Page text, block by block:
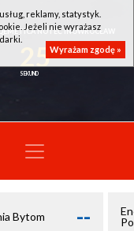
NOTEĆ INOWROCŁAW
25
Bytom --
reklamy, statystyk.
Jeżeli nie wyrażasz
Wyrażam zgodę »